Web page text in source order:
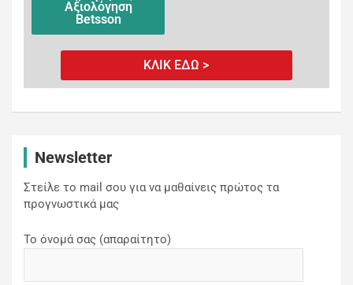
Αξιολόγηση
Betsson
ΚΛΙΚ ΕΔΩ >
Newsletter
Στείλε το mail σου για να μαθαίνεις πρώτος τα
προγνωστικά μας
Το όνομά σας (απαραίτητο)